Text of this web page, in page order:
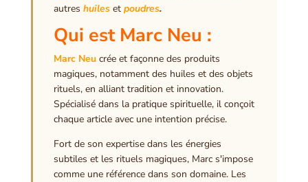
autres huiles et poudres.
Qui est Marc Neu :
Marc Neu crée et façonne des produits
magiques, notamment des huiles et des objets
rituels, en alliant tradition et innovation.
Spécialisé dans la pratique spirituelle, il conçoit
chaque article avec une intention précise.
Fort de son expertise dans les énergies
subtiles et les rituels magiques, Marc s'impose
comme une référence dans son domaine. Les